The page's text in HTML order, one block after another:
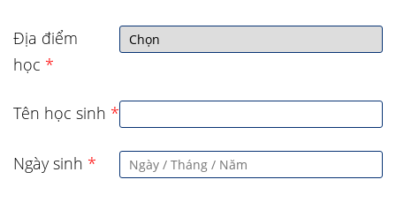
Địa điểm
học *
Tên học sinh *
Ngày sinh *